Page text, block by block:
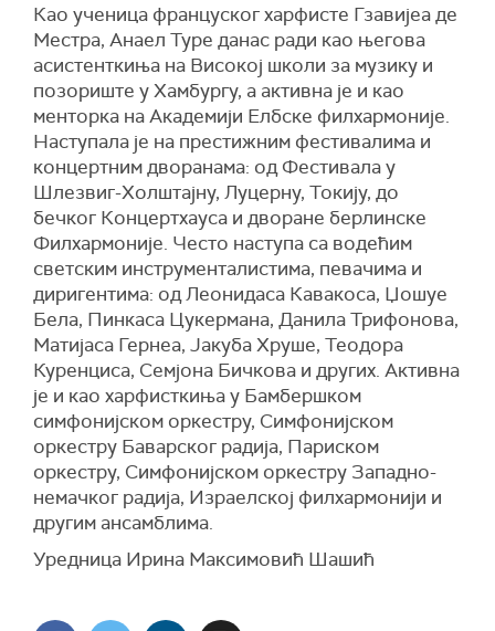
Као ученица француског харфисте Гзавијеа де
Местра, Анаел Туре данас ради као његова
асистенткиња на Високој школи за музику и
позориште у Хамбургу, а активна је и као
менторка на Академији Елбске филхармоније.
Наступала је на престижним фестивалима и
концертним дворанама: од Фестивала у
Шлезвиг-Холштајну, Луцерну, Токију, до
бечког Концертхауса и дворане берлинске
Филхармоније. Често наступа са водећим
светским инструменталистима, певачима и
диригентима: од Леонидаса Кавакоса, Џошуе
Бела, Пинкаса Цукермана, Данила Трифонова,
Матијаса Гернеа, Јакуба Хруше, Теодора
Куренциса, Семјона Бичкова и других. Активна
је и као харфисткиња у Бамбершком
симфонијском оркестру, Симфонијском
оркестру Баварског радија, Париском
оркестру, Симфонијском оркестру Западно-
немачког радија, Израелској филхармонији и
другим ансамблима.
Уредница Ирина Максимовић Шашић